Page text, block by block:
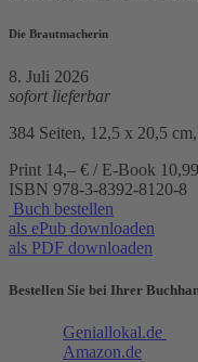
Die Brautmacherin
8. Juli 2026
sofort lieferbar
384 Seiten, 12,5 x 20,5
Print 14,– € / E-Book
ISBN 978-3-8392-8120-8
Buch bestellen
als ePub downloaden
als PDF downloaden
Bestellen Sie bei Ihrer
Geniallokal.de
Amazon.de